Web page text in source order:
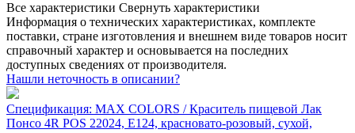
Все характеристики Свернуть характеристики
Информация о технических характеристиках, комплекте
поставки, стране изготовления и внешнем виде товаров носит
справочный характер и основывается на последних
доступных сведениях от производителя.
Нашли неточность в описании?
Спецификация: MAX COLORS / Краситель пищевой Лак
Понсо 4R POS 22024, Е124, красновато-розовый, сухой,